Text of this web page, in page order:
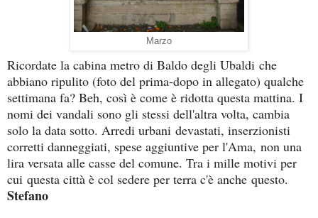
Marzo
Ricordate la cabina metro di Baldo degli Ubaldi che
abbiano ripulito (foto del prima-dopo in allegato) qualche
settimana fa? Beh, così è come è ridotta questa mattina. I
nomi dei vandali sono gli stessi dell'altra volta, cambia
solo la data sotto. Arredi urbani devastati, inserzionisti
corretti danneggiati, spese aggiuntive per l'Ama, non una
lira versata alle casse del comune. Tra i mille motivi per
cui questa città è col sedere per terra c'è anche questo.
Stefano